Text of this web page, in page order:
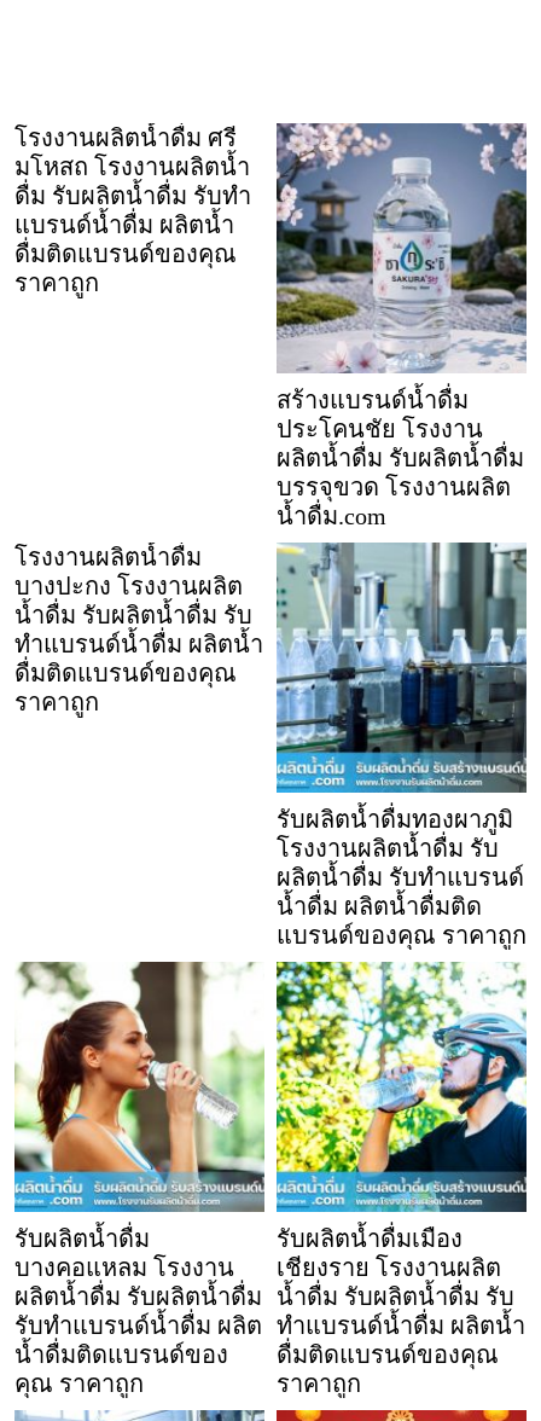
โรงงานผลิตน้ำดื่ม ศรี
มโหสถ โรงงานผลิตน้ำ
ดื่ม รับผลิตน้ำดื่ม รับทำ
แบรนด์น้ำดื่ม ผลิตน้ำ
ดื่มติดแบรนด์ของคุณ
ราคาถูก
สร้างแบรนด์น้ำดื่ม
ประโคนชัย โรงงาน
ผลิตน้ำดื่ม รับผลิตน้ำดื่ม
บรรจุขวด โรงงานผลิต
น้ำดื่ม.com
โรงงานผลิตน้ำดื่ม
บางปะกง โรงงานผลิต
น้ำดื่ม รับผลิตน้ำดื่ม รับ
ทำแบรนด์น้ำดื่ม ผลิตน้ำ
ดื่มติดแบรนด์ของคุณ
ราคาถูก
รับผลิตน้ำดื่มทองผาภูมิ
โรงงานผลิตน้ำดื่ม รับ
ผลิตน้ำดื่ม รับทำแบรนด์
น้ำดื่ม ผลิตน้ำดื่มติด
แบรนด์ของคุณ ราคาถูก
รับผลิตน้ำดื่ม
บางคอแหลม โรงงาน
ผลิตน้ำดื่ม รับผลิตน้ำดื่ม
รับทำแบรนด์น้ำดื่ม ผลิต
น้ำดื่มติดแบรนด์ของ
คุณ ราคาถูก
รับผลิตน้ำดื่มเมือง
เชียงราย โรงงานผลิต
น้ำดื่ม รับผลิตน้ำดื่ม รับ
ทำแบรนด์น้ำดื่ม ผลิตน้ำ
ดื่มติดแบรนด์ของคุณ
ราคาถูก